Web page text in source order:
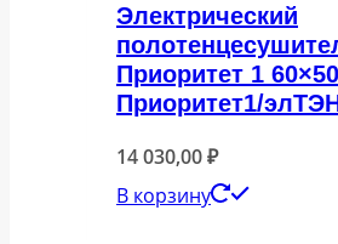
Электрический
Приоритет 1
Приоритет1/
14 030,00₽
В корзину